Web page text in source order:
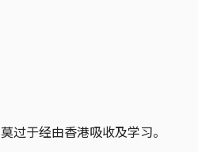
于经由香港吸收及学习。